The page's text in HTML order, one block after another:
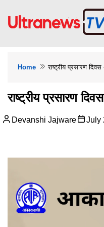
Home राष्ट्रीय प्रसारण
राष्ट्रीय प्रसारण
Devanshi Jajware July